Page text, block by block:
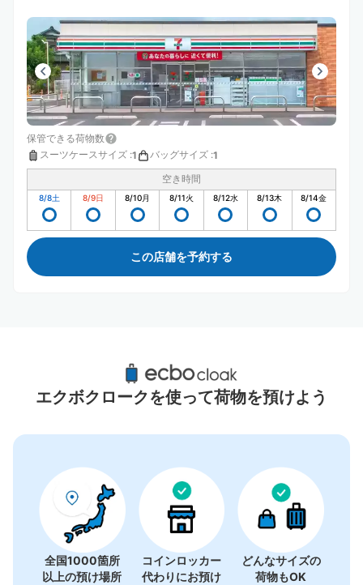
保管できる荷物数
スーツケースサイズ :1 バッグサイズ :1
空き時間
8/8土 8/9日 8/10月 8/11火 8/12水 8/13木 8/14金
この店舗を予約する
馬橋駅周辺のおすすめコインロッカー
1件
エクボクロークを使って荷物を預けよう
全国1000箇所
以上の預け場所
コインロッカー
代わりにお預け
どんなサイズの
荷物もOK